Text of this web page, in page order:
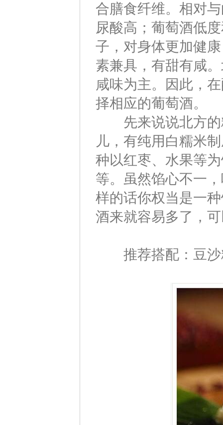
合膳食纤维。相对
尿酸高；葡萄酒低
子，对身体更加健
素兼具，有甜有咸
咸味为主。因此，
择相应的葡萄酒。
先来说说北方的
儿，有纯用白糯米
种以红枣、水果等
等。虽然馅心不一
样的话你权当是一
酒来就容易多了，
推荐搭配：豆沙